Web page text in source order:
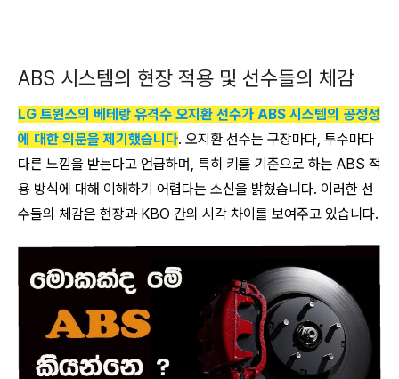
ABS 시스템의 현장 적용 및 선수들의 체감
LG 트윈스의 베테랑 유격수 오지환 선수가 ABS 시스템의 공정성
에 대한 의문을 제기했습니다. 오지환 선수는 구장마다, 투수마다
다른 느낌을 받는다고 언급하며, 특히 키를 기준으로 하는 ABS 적
용 방식에 대해 이해하기 어렵다는 소신을 밝혔습니다. 이러한 선
수들의 체감은 현장과 KBO 간의 시각 차이를 보여주고 있습니다.